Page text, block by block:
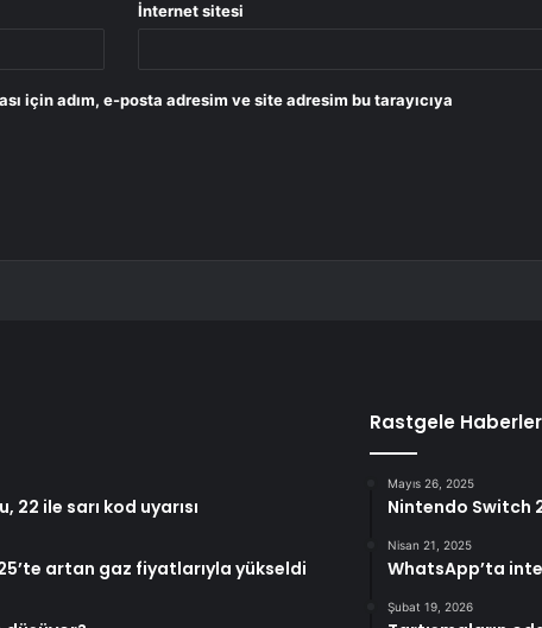
İnternet sitesi
için adım, e-posta adresim ve site adresim bu tarayıcıya
22 ile sarı kod uyarısı
artan gaz fiyatlarıyla yükseldi
Rastgele Haberler
Mayıs 26, 2025
Nintendo Switch
Nisan 21, 2025
WhatsApp’ta
Şubat 19, 2026